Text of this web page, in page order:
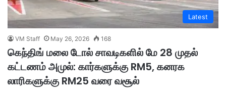
Latest
VM Staff May 26, 2026 168
கெந்திங் மலை டோல் சாவடிகளில் மே 28 முதல்
கட்டணம் அமுல்: கார்களுக்கு RM5, கனரக
லாரிகளுக்கு RM25 வரை வசூல்